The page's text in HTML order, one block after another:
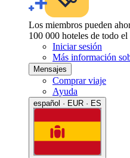
Los miembros pueden
100 000 hoteles de todo
Iniciar sesión
Más información
Mensajes
Comprar viaje
Ayuda
español · EUR · ES